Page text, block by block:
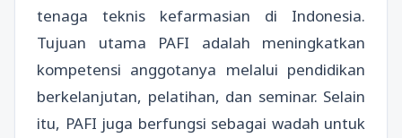
tenaga teknis kefarmasian di Indonesia.
Tujuan utama PAFI adalah meningkatkan
kompetensi anggotanya melalui pendidikan
berkelanjutan, pelatihan, dan seminar. Selain
itu, PAFI juga berfungsi sebagai wadah untuk